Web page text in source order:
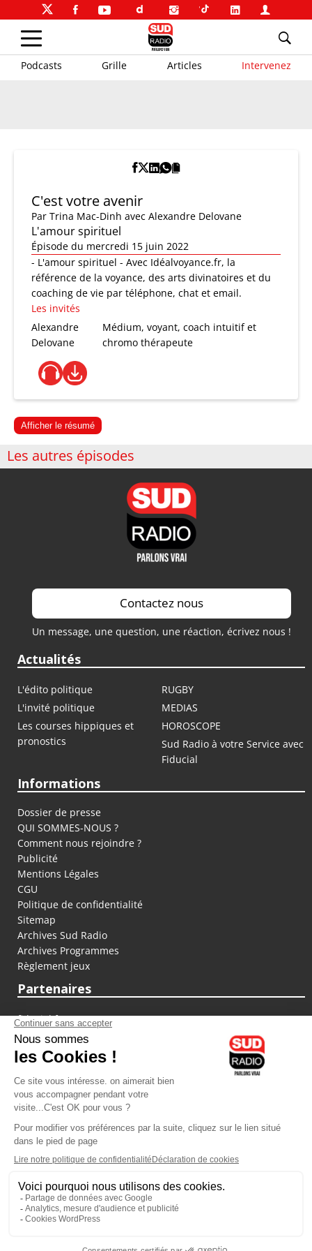
Podcasts Grille Articles Intervenez
C'est votre avenir
Par Trina Mac-Dinh avec Alexandre Delovane
L'amour spirituel
Épisode du mercredi 15 juin 2022
- L'amour spirituel - Avec Idéalvoyance.fr, la
référence de la voyance, des arts divinatoires et du
coaching de vie par téléphone, chat et email.
Les invités
Alexandre
Delovane
Médium, voyant, coach intuitif et
chromo thérapeute
Afficher le résumé
Les autres épisodes
Contactez nous
Un message, une question, une réaction, écrivez nous !
Actualités
L'édito politique
RUGBY
L'invité politique
MEDIAS
Les courses hippiques et
pronostics
HOROSCOPE
Sud Radio à votre Service avec
Fiducial
Informations
Dossier de presse
QUI SOMMES-NOUS ?
Comment nous rejoindre ?
Publicité
Mentions Légales
CGU
Politique de confidentialité
Sitemap
Archives Sud Radio
Archives Programmes
Règlement jeux
Partenaires
fiducial.fr
lyoncapitale.fr
olympique-et-lyonnais.com
L'application Iphone / Android
Téléchargez l'application
Les cookies
Gestion des cookies
Crédit photos : ©Sud Radio / Pierre Olivier